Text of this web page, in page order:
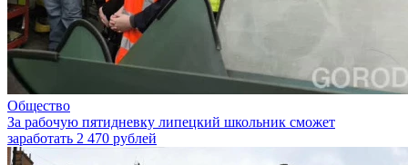
Общество
За рабочую пятидневку липецкий школьник сможет
заработать 2 470 рублей